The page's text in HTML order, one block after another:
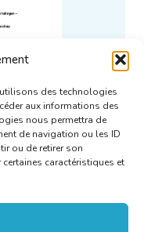
des technologies
aux informations des
nous permettra de
de navigation ou les ID
ou de retirer son
caractéristiques et
de